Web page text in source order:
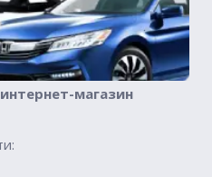
магазин